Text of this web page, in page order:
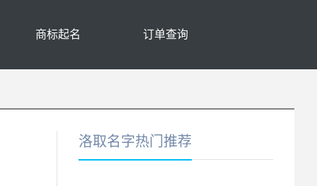
商标起名 订单查询
洛取名字热门推荐